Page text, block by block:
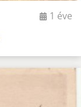
1 éve